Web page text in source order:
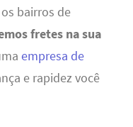
bairros de
fretes na sua
empresa de
e rapidez você